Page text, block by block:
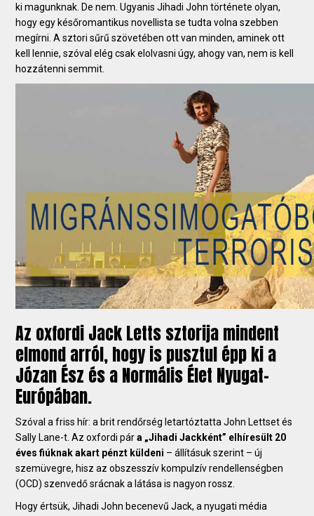
ki magunknak. De nem. Ugyanis Jihadi John története olyan,
hogy egy későromantikus novellista se tudta volna szebben
megírni. A sztori sűrű szövetében ott van minden, aminek ott
kell lennie, szóval elég csak elolvasni úgy, ahogy van, nem is kell
hozzátenni semmit.
Az oxfordi Jack Letts sztorija mindent
elmond arról, hogy is pusztul épp ki a
Józan Ész és a Normális Élet Nyugat-
Európában.
Szóval a friss hír: a brit rendőrség letartóztatta John Lettset és
Sally Lane-t. Az oxfordi pára „Jihadi Jackként” elhíresült 20
éves fiúknak akart pénzt küldeni – állításuk szerint – új
szemüvegre, hisz az obszesszív kompulzív rendellenségben
(OCD) szenvedő srácnak a látása is nagyon rossz.
Hogy értsük, Jihadi John becenevű Jack, a nyugati média